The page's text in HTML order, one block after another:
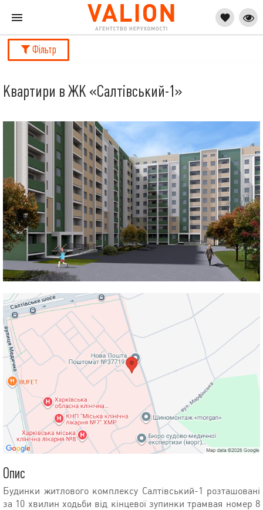
Фільтр
Квартири в ЖК «Салтівський-1»
Опис
Будинки житлового комплексу Салтівський-1 розташовані
за 10 хвилин ходьби від кінцевої зупинки трамвая номер 8